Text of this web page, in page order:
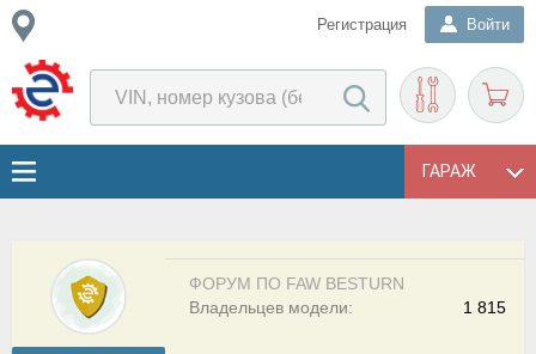
Регистрация Войти
ГАРАЖ
ФОРУМ ПО FAW BESTURN
1 815
Владельцев модели: